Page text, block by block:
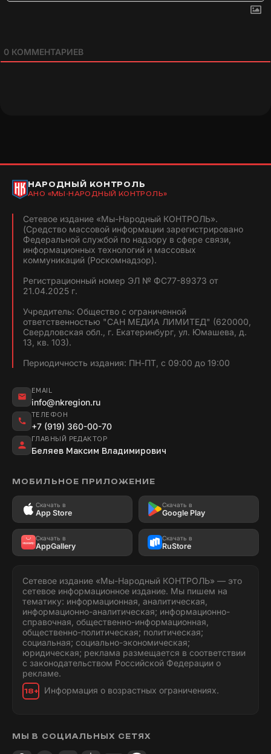
0 КОММЕНТАРИЕВ
НАРОДНЫЙ КОНТРОЛЬ
АНО «МЫ-НАРОДНЫЙ КОНТРОЛЬ»
Сетевое издание «Мы-Народный КОНТРОЛЬ».
(Средство массовой информации зарегистрировано
Федеральной службой по надзору в сфере связи,
информационных технологий и массовых
коммуникаций (Роскомнадзор).
Регистрационный номер ЭЛ № ФС77-89373 от
21.04.2025 г.
Учредитель: Общество с ограниченной
ответственностью "САН МЕДИА ЛИМИТЕД" (620000,
Свердловская обл., г. Екатеринбург, ул. Юмашева, д.
13, кв. 103).
Периодичность издания: ПН-ПТ, с 09:00 до 19:00
EMAIL
info@nkregion.ru
ТЕЛЕФОН
+7 (919) 360-00-70
ГЛАВНЫЙ РЕДАКТОР
Беляев Максим Владимирович
МОБИЛЬНОЕ ПРИЛОЖЕНИЕ
Скачать в
App Store
Скачать в
Google Play
Скачать в
AppGallery
Скачать в
RuStore
Сетевое издание «Мы-Народный КОНТРОЛЬ» — это
сетевое информационное издание. Мы пишем на
тематику: информационная, аналитическая,
информационно-аналитическая; информационно-
справочная, общественно-информационная,
общественно-политическая; политическая;
социальная; социально-экономическая;
юридическая; реклама размещается в соответствии
с законодательством Российской Федерации о
рекламе.
18+ Информация о возрастных ограничениях.
МЫ В СОЦИАЛЬНЫХ СЕТЯХ